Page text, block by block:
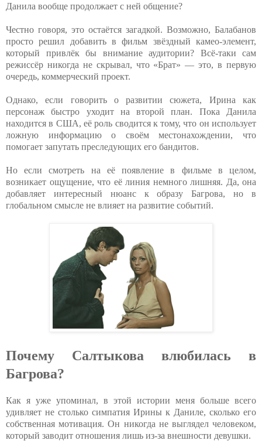
Данила вообще продолжает с ней общение?
Честно говоря, это остаётся загадкой. Возможно, Балабанов
просто решил добавить в фильм звёздный камео-элемент,
который привлёк бы внимание аудитории? Всё-таки сам
режиссёр никогда не скрывал, что «Брат» — это, в первую
очередь, коммерческий проект.
Однако, если говорить о развитии сюжета, Ирина как
персонаж быстро уходит на второй план. Пока Данила
находится в США, её роль сводится к тому, что он использует
ложную информацию о своём местонахождении, что
помогает запутать преследующих его бандитов.
Но если смотреть на её появление в фильме в целом,
возникает ощущение, что её линия немного лишняя. Да, она
добавляет интересный нюанс к образу Багрова, но в
глобальном смысле не влияет на развитие событий.
Почему Салтыкова влюбилась в
Багрова?
Как я уже упоминал, в этой истории меня больше всего
удивляет не столько симпатия Ирины к Даниле, сколько его
собственная мотивация. Он никогда не выглядел человеком,
который заводит отношения лишь из-за внешности девушки.